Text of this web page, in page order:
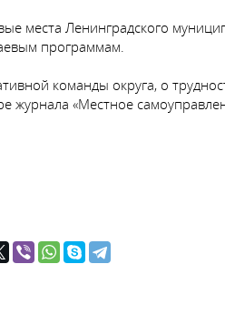
места Ленинградского
программам.
команды округа, о
журнала «Местное